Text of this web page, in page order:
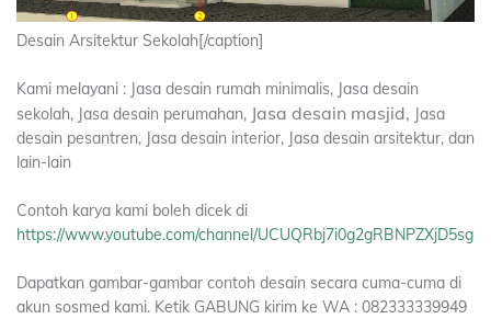
Desain Arsitektur Sekolah[/caption]
Kami melayani : Jasa desain rumah minimalis, Jasa desain
sekolah, Jasa desain perumahan, Jasa desain masjid, Jasa
desain pesantren, Jasa desain interior, Jasa desain arsitektur, dan
lain-lain
Contoh karya kami boleh dicek di
https://www.youtube.com/channel/UCUQRbj7i0g2gRBNPZXjD5sg
Dapatkan gambar-gambar contoh desain secara cuma-cuma di
akun sosmed kami. Ketik GABUNG kirim ke WA : 082333339949